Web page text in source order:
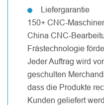
Liefergarantie
150+ CNC-
China CNC-
Frästechnologie
Jeder Auftrag wird
geschulten
dass die Produkte
Kunden geliefert